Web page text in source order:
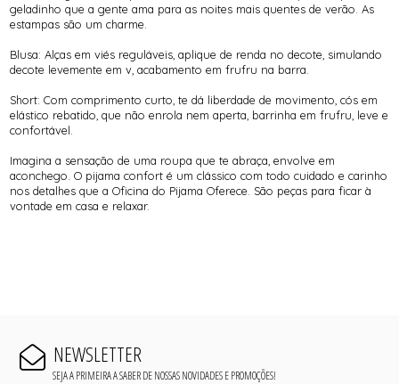
geladinho que a gente ama para as noites mais quentes de verão. As
estampas são um charme.
Blusa: Alças em viés reguláveis, aplique de renda no decote, simulando
decote levemente em v, acabamento em frufru na barra.
Short: Com comprimento curto, te dá liberdade de movimento, cós em
elástico rebatido, que não enrola nem aperta, barrinha em frufru, leve e
confortável.
Imagina a sensação de uma roupa que te abraça, envolve em
aconchego. O pijama confort é um clássico com todo cuidado e carinho
nos detalhes que a Oficina do Pijama Oferece. São peças para ficar à
vontade em casa e relaxar.
NEWSLETTER
SEJA A PRIMEIRA A SABER DE NOSSAS NOVIDADES E PROMOÇÕES!